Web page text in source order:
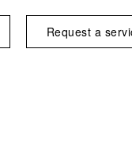
Request a